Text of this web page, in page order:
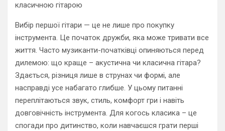
класичною гітарою
Вибір першої гітари — це не лише про покупку
інструмента. Це початок дружби, яка може тривати все
життя. Часто музиканти-початківці опиняються перед
дилемою: що краще – акустична чи класична гітара?
Здається, різниця лише в струнах чи формі, але
насправді усе набагато глибше. У цьому питанні
переплітаються звук, стиль, комфорт гри і навіть
довговічність інструмента. Для когось класика – це
спогади про дитинство, коли навчаєшся грати перші